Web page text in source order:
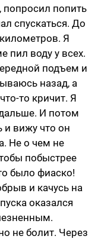
попросил попить
спускаться. До
Я
пил воду у всех.
подъем и
назад, а
то кричит. Я
И потом
и вижу что он
Не о чем не
побыстрее
было фиаско!
и качусь на
оказался
не болит. Через